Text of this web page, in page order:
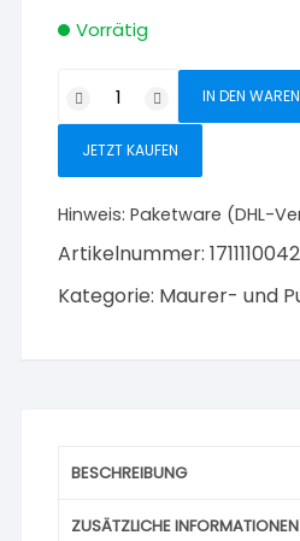
Vorrätig
Egalisierungsbrett
x
28
cm
Menge
IN DEN
JETZT KAUFEN
Hinweis:Paketware (DHL-
Artikelnummer:1711110042
Kategorie: Maurer- und
BESCHREIBUNG
ZUSÄTZLICHE INFORMATIONEN